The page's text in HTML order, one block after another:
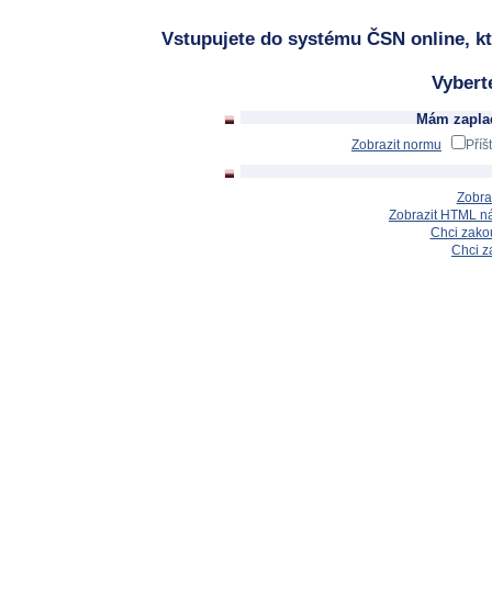
Vstupujete do systému ČSN online,
Mám
Zobrazit normu
Zobrazit HTML
Chci
Chci